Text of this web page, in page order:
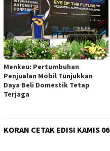
Menkeu: Pertumbuhan
Penjualan Mobil Tunjukkan
Daya Beli Domestik Tetap
Terjaga
KORAN CETAK EDISI KAMIS